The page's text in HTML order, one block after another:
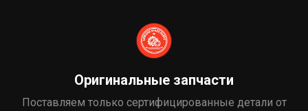
Оригинальные запчасти
Поставляем только сертифицированные детали от